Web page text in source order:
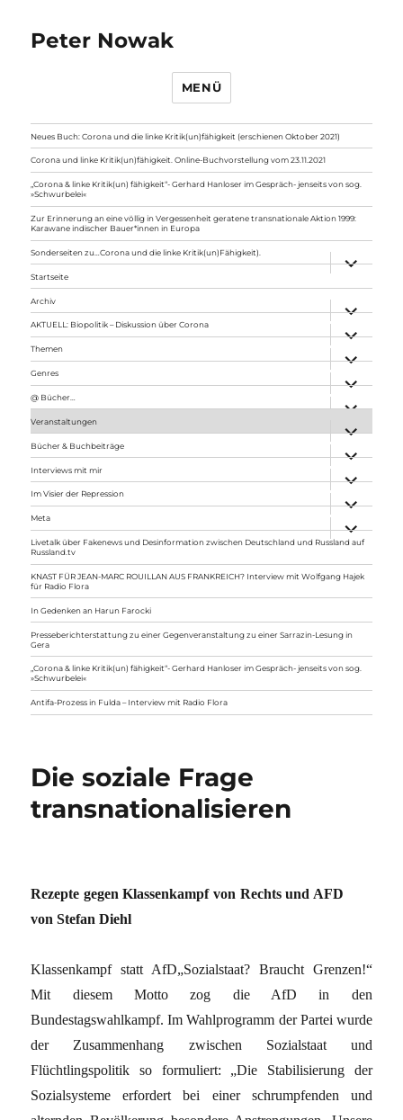
Peter Nowak
MENÜ
Neues Buch: Corona und die linke Kritik(un)fähigkeit (erschienen Oktober 2021)
Corona und linke Kritik(un)fähigkeit. Online-Buchvorstellung vom 23.11.2021
„Corona & linke Kritik(un) fähigkeit“- Gerhard Hanloser im Gespräch- jenseits von sog.
»Schwurbelei«
Zur Erinnerung an eine völlig in Vergessenheit geratene transnationale Aktion 1999:
Karawane indischer Bauer*innen in Europa
Sonderseiten zu…Corona und die linke Kritik(un)Fähigkeit).
anzeigen
Startseite
Archiv
anzeigen
AKTUELL: Biopolitik – Diskussion über Corona
anzeigen
Themen
anzeigen
Genres
anzeigen
@ Bücher…
Veranstaltungen
anzeigen
Bücher & Buchbeiträge
anzeigen
Interviews mit mir
anzeigen
Im Visier der Repression
anzeigen
Meta
anzeigen
Livetalk über Fakenews und Desinformation zwischen Deutschland und Russland auf
Russland.tv
KNAST FÜR JEAN-MARC ROUILLAN AUS FRANKREICH? Interview mit Wolfgang Hajek
für Radio Flora
In Gedenken an Harun Farocki
Presseberichterstattung zu einer Gegenveranstaltung zu einer Sarrazin-Lesung in
Gera
„Corona & linke Kritik(un) fähigkeit“- Gerhard Hanloser im Gespräch- jenseits von sog.
»Schwurbelei«
Antifa-Prozess in Fulda – Interview mit Radio Flora
Die soziale Frage
transnationalisieren
Rezepte gegen Klassenkampf von Rechts und AFD
von Stefan Diehl
Klassenkampf statt AfD„Sozialstaat? Braucht Grenzen!“
Mit diesem Motto zog die AfD in den
Bundestagswahlkampf. Im Wahlprogramm der Partei wurde
der Zusammenhang zwischen Sozialstaat und
Flüchtlingspolitik so formuliert: „Die Stabilisierung der
Sozialsysteme erfordert bei einer schrumpfenden und